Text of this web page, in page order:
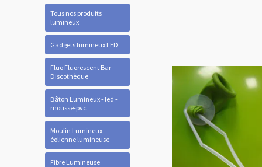
Tous nos produits
lumineux
Gadgets lumineux LED
Fluo Fluorescent Bar
Discothèque
Bâton Lumineux - led -
mousse-pvc
Moulin Lumineux -
éolienne lumineuse
Fibre Lumineuse